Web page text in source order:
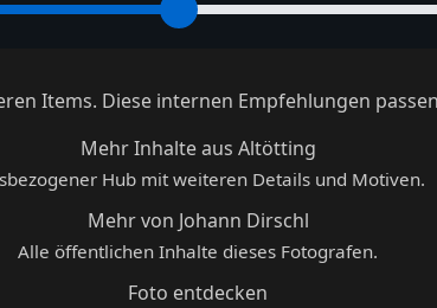
Items. Diese internen Empfehlungen
Mehr Inhalte aus Altötting
Hub mit weiteren Details und Motiven.
Mehr von Johann Dirschl
Alle öffentlichen Inhalte dieses Fotografen.
Foto entdecken